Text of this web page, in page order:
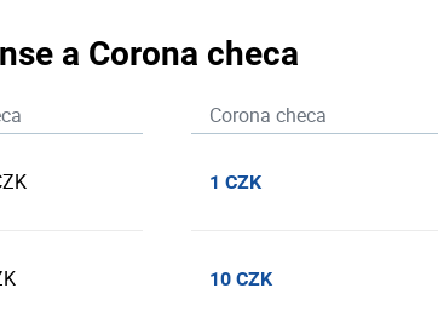
a Corona checa
Corona checa
1 CZK
10 CZK